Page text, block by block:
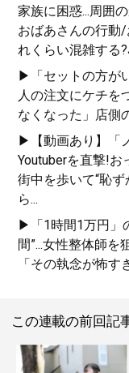
家族に困惑...周囲
おばあさんの行動
れくらい混雑する
▶「セットの方が
人の注文にケチを
なくなった」店側
▶【動画あり】「
Youtuberを直撃!
街中を歩いて“恥
ら...
▶「1時間1万円」
間”...女性整体師を
「その執念が怖す
この連載の前回記